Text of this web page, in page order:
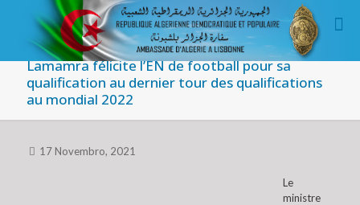
Lamamra félicite l’EN de football pour sa
qualification au dernier tour des qualifications
au mondial 2022
17 Novembro, 2021
Le
ministre